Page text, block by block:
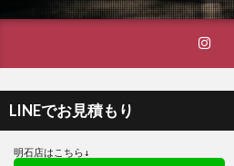
LINEでお見積もり
明石店はこちら↓